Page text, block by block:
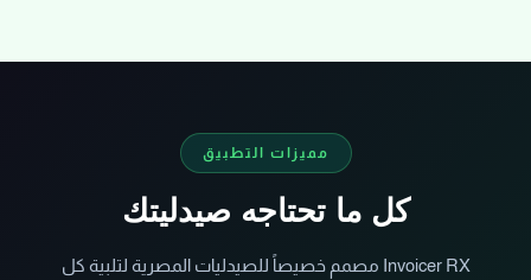
مميزات التطبيق
كل ما تحتاجه صيدليتك
Invoicer RX مصمم خصيصاً للصيدليات المصرية لتلبية كل